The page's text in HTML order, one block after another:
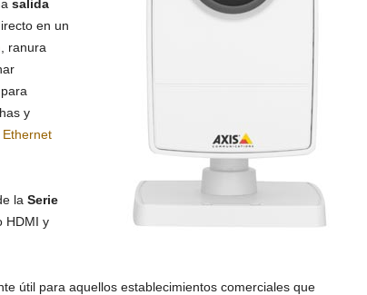
salida
en un
, ranura
y
Ethernet
la Serie
HDMI y
útil para aquellos establecimientos comerciales que